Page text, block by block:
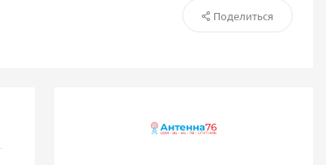
Поделиться